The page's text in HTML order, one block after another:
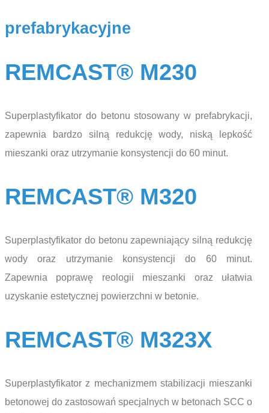
prefabrykacyjne
REMCAST® M230
Superplastyfikator do betonu stosowany w prefabrykacji,
zapewnia bardzo silną redukcję wody, niską lepkość
mieszanki oraz utrzymanie konsystencji do 60 minut.
REMCAST® M320
Superplastyfikator do betonu zapewniający silną redukcję
wody oraz utrzymanie konsystencji do 60 minut.
Zapewnia poprawę reologii mieszanki oraz ułatwia
uzyskanie estetycznej powierzchni w betonie.
REMCAST® M323X
Superplastyfikator z mechanizmem stabilizacji mieszanki
betonowej do zastosowań specjalnych w betonach SCC o